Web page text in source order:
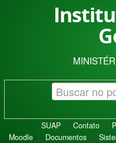
SUAP Contato
Moodle
Documentos